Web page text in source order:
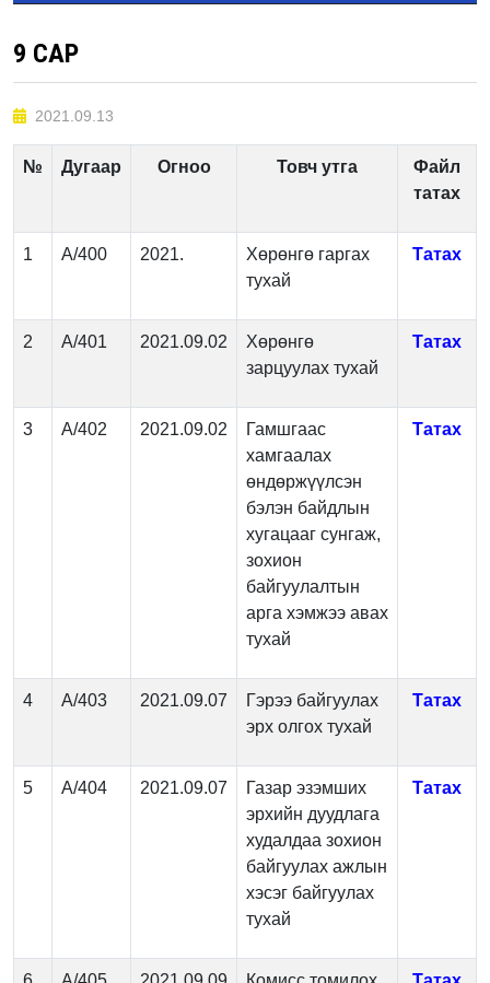
9 САР
2021.09.13
№ Дугаар Огноо Товч утга
Файл
татах
1 А/400 2021.
Хөрөнгө гаргах
тухай
Татах
2 А/401 2021.09.02
Хөрөнгө
зарцуулах тухай
Татах
3 А/402 2021.09.02
Гамшгаас
хамгаалах
өндөржүүлсэн
бэлэн байдлын
хугацааг сунгаж,
зохион
байгуулалтын
арга хэмжээ авах
тухай
Татах
4 А/403 2021.09.07
Гэрээ байгуулах
эрх олгох тухай
Татах
5 А/404 2021.09.07
Газар эзэмших
эрхийн дуудлага
худалдаа зохион
байгуулах ажлын
хэсэг байгуулах
тухай
Татах